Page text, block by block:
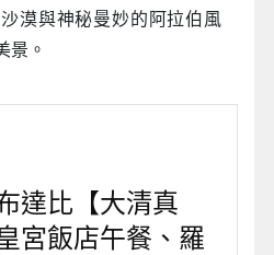
漠與神秘曼妙的阿拉伯風
景。
達比【大清真
宮飯店午餐、羅